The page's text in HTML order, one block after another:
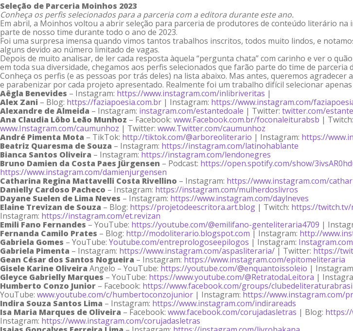
Seleção de Parceria Moinhos 2023
Conheça os perfis selecionados para a parceria com a editora durante este ano.
Em abril, a Moinhos voltou a abrir seleção para parceria de produtores de conteúdo literário
parte de nosso time durante todo o ano de 2023.
Foi uma surpresa imensa quando vimos tantos trabalhos inscritos, todos muito lindos, e
alguns devido ao número limitado de vagas.
Depois de muito analisar, de ler cada resposta àquela “pergunta chata” com carinho e ver o
em toda sua diversidade, chegamos aos perfis selecionados que farão parte do time de parceria
Conheça os perfis (e as pessoas por trás deles) na lista abaixo. Mas antes, queremos
e parabenizar por cada projeto apresentado. Realmente foi um trabalho difícil selecionar
Aêgla Benevides – Instagram: https://www.instagram.com/inlibriveritas |
Alex Zani – Blog: https://faziapoesia.com.br | Instagram: https://www.instagram.com/
Alexandre de Almeida – Instagram: instagram.com/estantedoale | Twitter: twitter.com/
Ana Claudia Lôbo Leão Munhoz – Facebook: www.Facebook.com.br/foconaleiturabsb | Twitch:
www.Instagram.com/caumunhoz | Twitter: www.Twitter.com/caumunhoz
André Pimenta Mota – TikTok: http://tiktok.com/@arboreoliterario | Instagram: https://
Beatriz Quaresma de Souza – Instagram: https://instagram.com/latinohablante
Bianca Santos Oliveira – Instagram: https://instagram.com/lendonegres
Bruno Damien da Costa Paes Jürgensen – Podcast: https://open.spotify.com/show/
https://www.instagram.com/damienjurgensen
Catharina Regina Mattavelli Costa Rivellino – Instagram: https://www.instagram.com/
Danielly Cardoso Pacheco – Instagram: https://instagram.com/mulherdoslivros
Dayane Suelen de Lima Neves – Instagram: https://www.instagram.com/daylneves
Elaine Trevizan de Souza – Blog: https://projetodeescritora.art.blog | Twitch: https://twitch.tv/
Instagram: https://instagram.com/et.revizan
Emili Fano Fernandes – YouTube: https://youtube.com/@emilifano-genteliteraria4709 |
Fernanda Camilo Prates – Blog: http://modoliterario.blogspot.com | Instagram: http://
Gabriela Gomes – YouTube: Youtube.com/entreprologoseepilogos | Instagram:
Gabriela Pimenta – Instagram: https://www.instagram.com/aspasliteraria/ | Twitter: https://
Gean César dos Santos Nogueira – Instagram: https://www.instagram.com/epitomeliteraria
Gisele Karine Oliveira Angelo – YouTube: https://youtube.com/@enquantoissoleio |
Gleyce Gabrielly Marques – YouTube: https://www.youtube.com/@RetratodaLeitora |
Humberto Conzo Junior – Facebook: https://www.facebook.com/groups/
YouTube: www.youtube.com/c/humbertoconzojunior | Instagram: https://www.instagram.com/
Indira Souza Santos Lima – Instagram: https://www.instagram.com/indirareads
Isa Maria Marques de Oliveira – Facebook: www.facebook.com/corujadasletras | Blog:
Instagram: https://www.instagram.com/corujadasletras